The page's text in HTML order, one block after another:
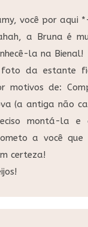
você por aqui
a Bruna é
la na Bienal!
da estante
motivos de:
(a antiga não
montá-la e
a você
certeza!